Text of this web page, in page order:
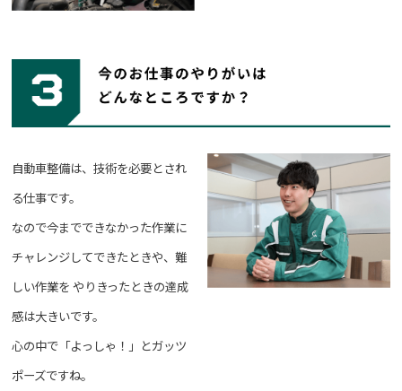
自動車整備は、技術を必要とされ
る仕事です。
なので今までできなかった作業に
チャレンジしてできたときや、難
しい作業を やりきったときの達成
感は大きいです。
心の中で「よっしゃ！」とガッツ
ポーズですね。